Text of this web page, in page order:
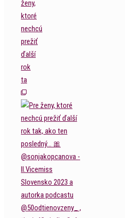
ženy,
ktoré
nechcú
prežiť
ďalší
rok
ta